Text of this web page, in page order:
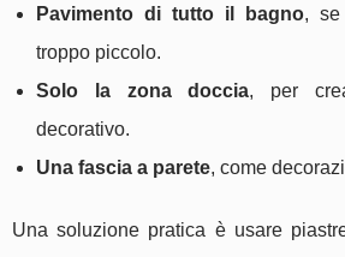
Pavimento di tutto il bagno,
troppo piccolo.
Solo la zona doccia, per
decorativo.
Una fascia a parete, come
Una soluzione pratica è usare